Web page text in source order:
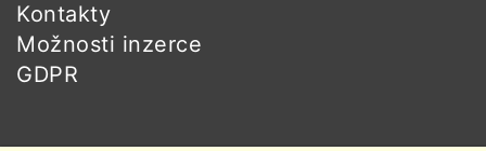
Kontakty
Možnosti inzerce
GDPR